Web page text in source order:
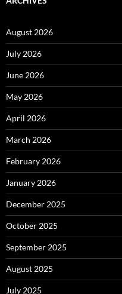
August 2026
July 2026
June 2026
May 2026
April 2026
March 2026
February 2026
January 2026
December 2025
October 2025
September 2025
August 2025
July 2025